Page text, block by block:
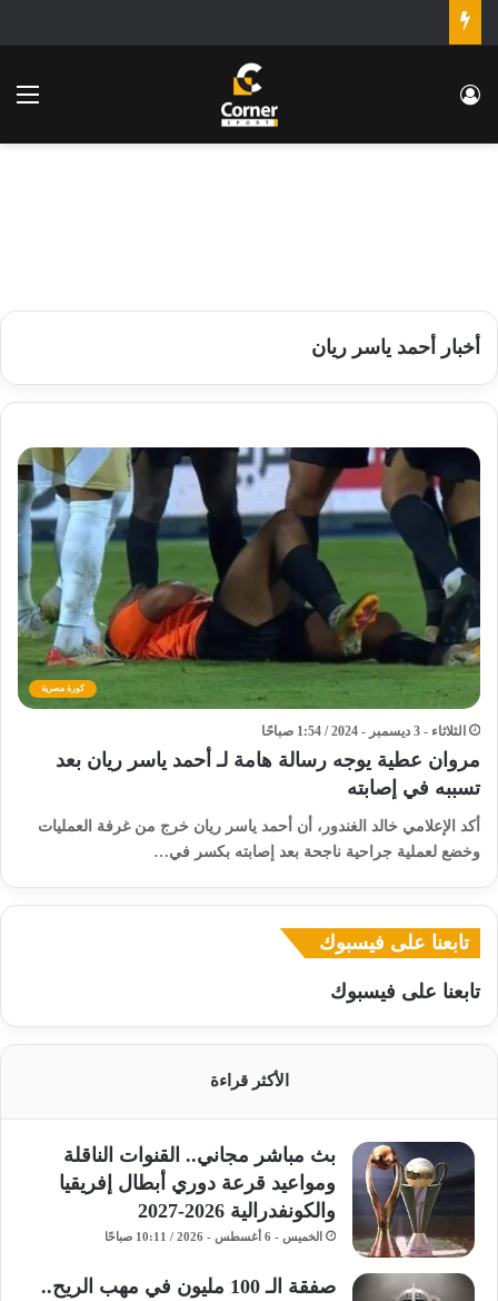
تسجيل الدخول
أخبار أحمد ياسر ريان
كورة مصرية
الثلاثاء - 3 ديسمبر - 2024 / 1:54 صباحًا
مروان عطية يوجه رسالة هامة لـ أحمد ياسر ريان بعد
تسببه في إصابته
أكد الإعلامي خالد الغندور، أن أحمد ياسر ريان خرج من غرفة العمليات
وخضع لعملية جراحية ناجحة بعد إصابته بكسر في…
تابعنا على فيسبوك
تابعنا على فيسبوك
الأكثر قراءة
بث مباشر مجاني.. القنوات الناقلة
ومواعيد قرعة دوري أبطال إفريقيا
والكونفدرالية 2026-2027
الخميس - 6 أغسطس - 2026 / 10:11 صباحًا
صفقة الـ 100 مليون في مهب الريح..